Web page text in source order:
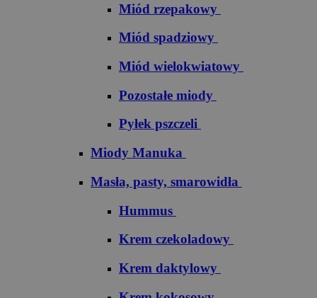
Miód rzepakowy
Miód spadziowy
Miód wielokwiatowy
Pozostałe miody
Pyłek pszczeli
Miody Manuka
Masła, pasty, smarowidła
Hummus
Krem czekoladowy
Krem daktylowy